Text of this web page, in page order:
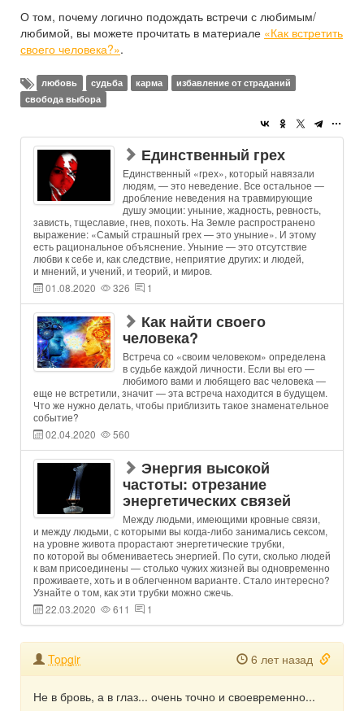
О том, почему логично подождать встречи с любимым/
любимой, вы можете прочитать в материале «Как встретить
своего человека?».
любовь судьба карма
избавление от страданий
свобода выбора
Единственный грех
Единственный «грех», который навязали
людям, — это неведение. Все остальное —
дробление неведения на травмирующие
душу эмоции: уныние, жадность, ревность,
зависть, тщеславие, гнев, похоть. На Земле распространено
выражение: «Самый страшный грех — это уныние». И этому
есть рациональное объяснение. Уныние — это отсутствие
любви к себе и, как следствие, неприятие других: и людей,
и мнений, и учений, и теорий, и миров.
01.08.2020
326 1
Как найти своего
человека?
Встреча со «своим человеком» определена
в судьбе каждой личности. Если вы его —
любимого вами и любящего вас человека —
еще не встретили, значит — эта встреча находится в будущем.
Что же нужно делать, чтобы приблизить такое знаменательное
событие?
02.04.2020
560
Энергия высокой
частоты: отрезание
энергетических связей
Между людьми, имеющими кровные связи,
и между людьми, с которыми вы когда-либо занимались сексом,
на уровне живота прорастают энергетические трубки,
по которой вы обмениваетесь энергией. По сути, сколько людей
к вам присоединены — столько чужих жизней вы одновременно
проживаете, хоть и в облегченном варианте. Стало интересно?
Узнайте о том, как эти трубки можно сжечь.
22.03.2020
611 1
Topgir 6 лет назад
Не в бровь, а в глаз... очень точно и своевременно...